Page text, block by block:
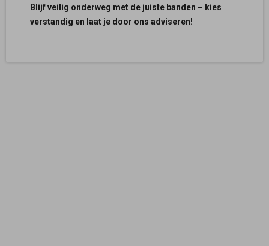
Blijf veilig onderweg met de juiste banden – kies
verstandig en laat je door ons adviseren!